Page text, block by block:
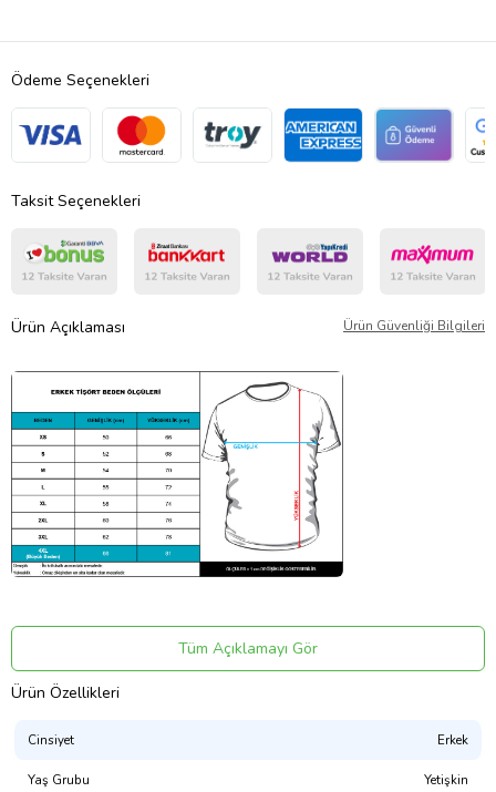
Ödeme Seçenekleri
Taksit Seçenekleri
Ürün Açıklaması Ürün Güvenliği Bilgileri
KALIP:
Normal Kesim(Regular Fit)
Tüm Açıklamayı Gör
Ürün Özellikleri
Cinsiyet Erkek
Yaş Grubu Yetişkin